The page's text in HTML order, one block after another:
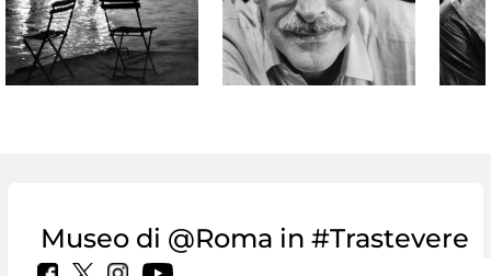
Museo di @Roma in #Trastevere